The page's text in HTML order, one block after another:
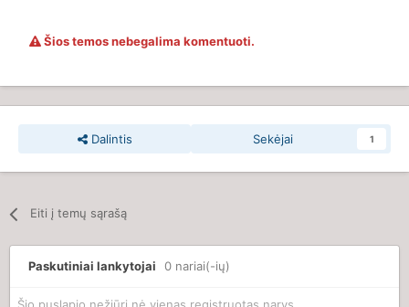
Šios temos nebegalima komentuoti.
Dalintis Sekėjai 1
Eiti į temų sąrašą
Paskutiniai lankytojai 0 nariai(-ių)